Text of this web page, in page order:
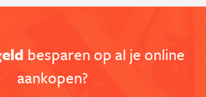
besparen op al je online
aankopen?